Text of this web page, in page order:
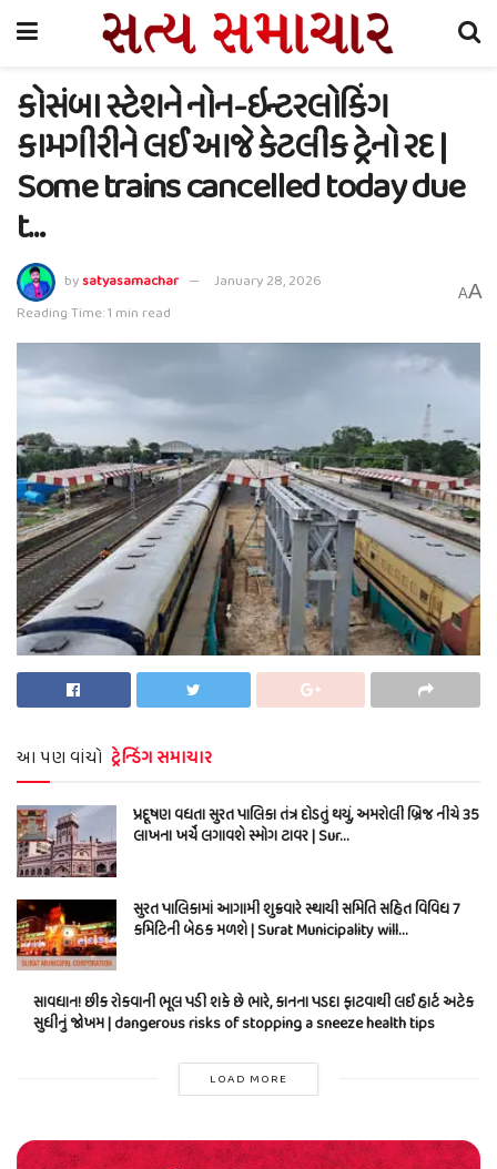
કોસંબા સ્ટેશને નોન-ઇન્ટરલોકિંગ
કામગીરીને લઈ આજે કેટલીક ટ્રેનો રદ |
Some trains cancelled today due
t…
bysatyasamachar
January 28, 2026
Reading Time: 1 min read
AA
આ પણ વાંચો ટ્રેન્ડિંગ સમાચાર
પ્રદૂષણ વધતા સુરત પાલિકા તંત્ર દોડતું થયું, અમરોલી બ્રિજ નીચે 35
લાખના ખર્ચે લગાવશે સ્મોગ ટાવર | Sur…
સુરત પાલિકામાં આગામી શુક્રવારે સ્થાયી સમિતિ સહિત વિવિધ 7
કમિટિની બેઠક મળશે | Surat Municipality will…
સાવધાન! છીંક રોકવાની ભૂલ પડી શકે છે ભારે, કાનના પડદા ફાટવાથી લઈ હાર્ટ અટેક
સુધીનું જોખમ | dangerous risks of stopping a sneeze health tips
LOAD MORE